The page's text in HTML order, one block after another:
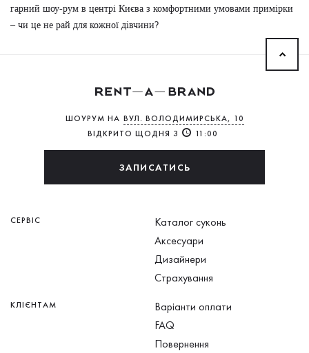
гарний шоу-рум в центрі Києва з комфортними умовами примірки
– чи це не рай для кожної дівчини?
ШОУРУМ НА ВУЛ. ВОЛОДИМИРСЬКА, 10
ВІДКРИТО ЩОДНЯ З
11:00
ЗАПИСАТИСЬ
СЕРВІС
Каталог суконь
Аксесуари
Дизайнери
Страхування
КЛІЄНТАМ
Варіанти оплати
FAQ
Повернення